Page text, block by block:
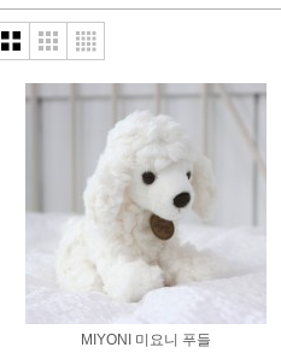
MIYONI 미요니 푸들